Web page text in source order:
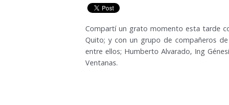
Compartí un grato momento esta tarde
Quito; y con un grupo de compañeros
entre ellos; Humberto Alvarado, Ing
Ventanas.